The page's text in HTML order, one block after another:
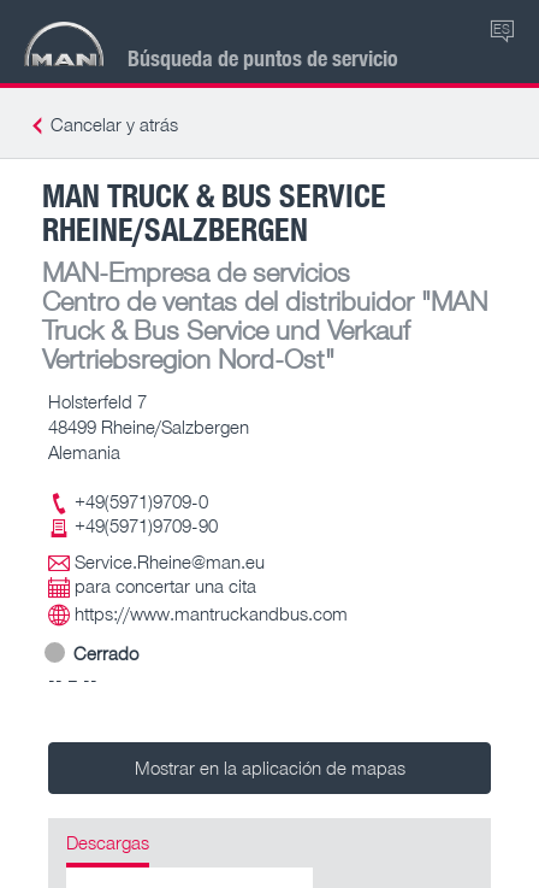
Búsqueda de puntos de servicio
ES
Cancelar y atrás
MAN TRUCK & BUS SERVICE
RHEINE/SALZBERGEN
MAN-Empresa de servicios
Centro de ventas del distribuidor"MAN
Truck & Bus Service und Verkauf
Vertriebsregion Nord-Ost"
Holsterfeld 7
48499 Rheine/Salzbergen
Alemania
+49(5971)9709-0
+49(5971)9709-90
Service.Rheine@man.eu
para concertar una cita
https://www.mantruckandbus.com
Cerrado
-- – --
Mostrar en la aplicación de mapas
Descargas